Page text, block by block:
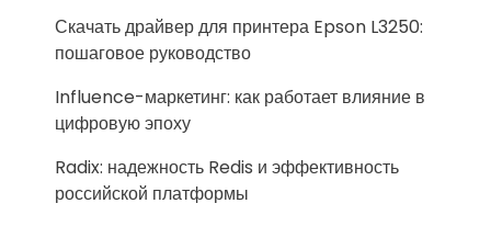
Скачать драйвер для принтера Epson L3250:
пошаговое руководство
Influence-маркетинг: как работает влияние в
цифровую эпоху
Radix: надежность Redis и эффективность
российской платформы